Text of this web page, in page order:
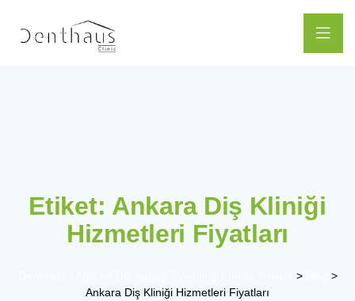
Etiket: Ankara Diş Kliniği
Hizmetleri Fiyatları
>
>
Ankara Diş Kliniği Hizmetleri Fiyatları